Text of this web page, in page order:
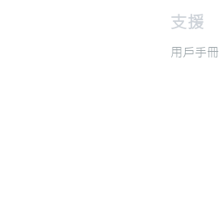
​支援
​用戶手冊